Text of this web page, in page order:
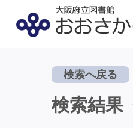
検索へ戻る
検索結果